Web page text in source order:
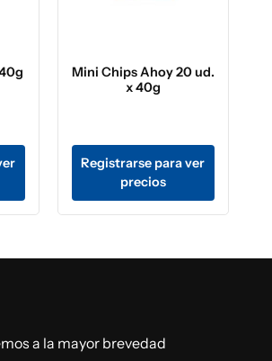
Mini Chips Ahoy 20 ud.
x 40g
Registrarse para ver
precios
a la mayor brevedad